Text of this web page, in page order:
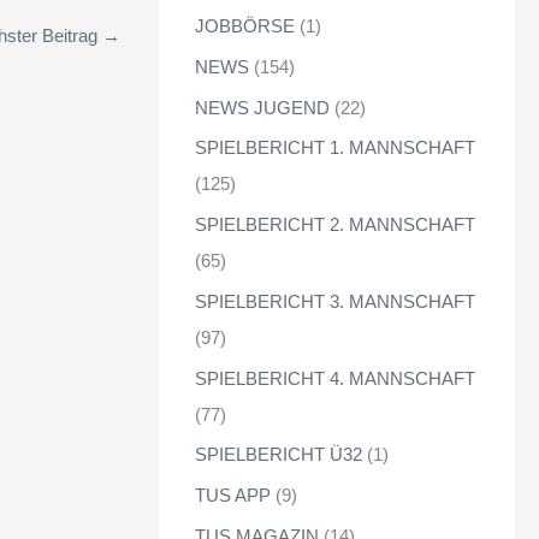
Beitrag → JOBBÖRSE (1)
NEWS (154)
NEWS JUGEND (22)
SPIELBERICHT 1. MANNSCHAFT
(125)
SPIELBERICHT 2. MANNSCHAFT
(65)
SPIELBERICHT 3. MANNSCHAFT
(97)
SPIELBERICHT 4. MANNSCHAFT
(77)
SPIELBERICHT Ü32 (1)
TUS APP (9)